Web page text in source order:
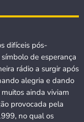
difíceis pós-
de esperança
rádio a surgir após
alegria e dando
ainda viviam
provocada pela
no qual os